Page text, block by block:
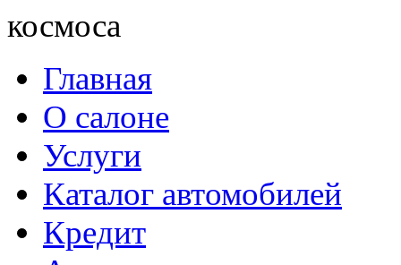
Главная
О салоне
Услуги
Каталог автомобилей
Кредит